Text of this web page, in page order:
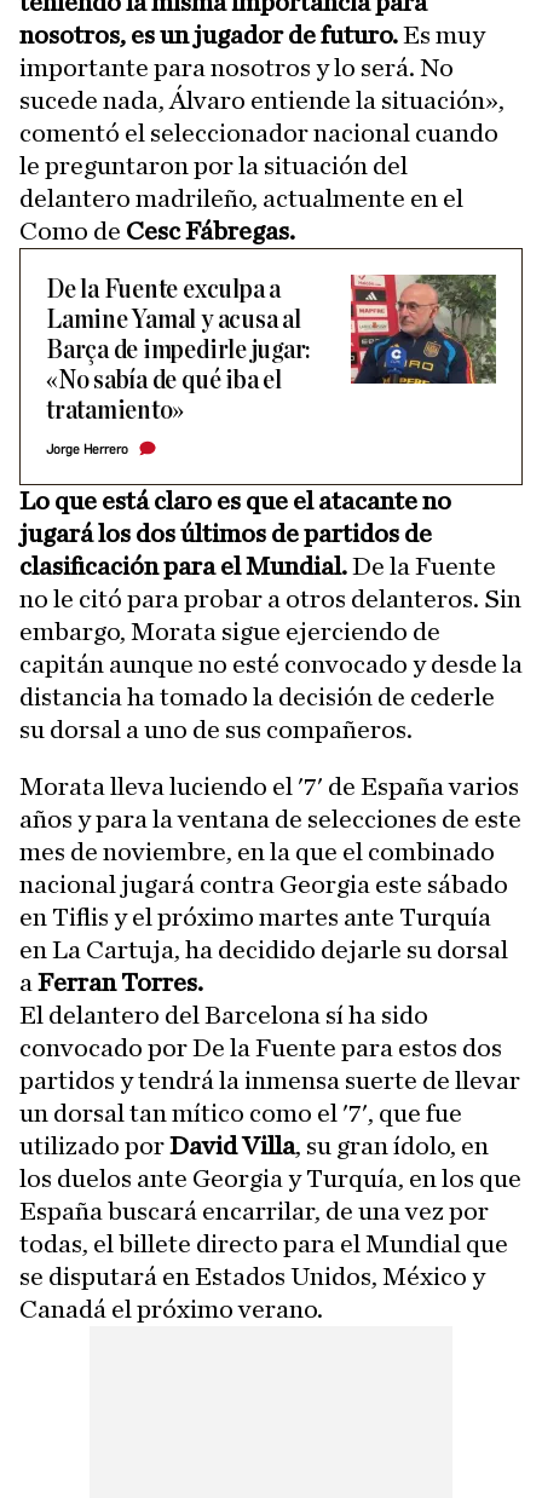
nosotros, es un jugador de futuro.Es muy
importante para nosotros y lo será. No
sucede nada, Álvaro entiende la situación»,
comentó el seleccionador nacional cuando
le preguntaron por la situación del
delantero madrileño, actualmente en el
Como de Cesc Fábregas.
De la Fuente exculpa a
Lamine Yamal y acusa al
Barça de impedirle jugar:
«No sabía de qué iba el
tratamiento»
Jorge Herrero
Lo que está claro es que el atacante no
jugará los dos últimos de partidos de
clasificación para el Mundial.De la Fuente
no le citó para probar a otros delanteros. Sin
embargo, Morata sigue ejerciendo de
capitán aunque no esté convocado y desde la
distancia ha tomado la decisión de cederle
su dorsal a uno de sus compañeros.
Morata lleva luciendo el '7' de España varios
años y para la ventana de selecciones de este
mes de noviembre, en la que el combinado
nacional jugará contra Georgia este sábado
en Tiflis y el próximo martes ante Turquía
en La Cartuja, ha decidido dejarle su dorsal
a Ferran Torres.
El delantero del Barcelona sí ha sido
convocado por De la Fuente para estos dos
partidos y tendrá la inmensa suerte de llevar
un dorsal tan mítico como el '7', que fue
utilizado porDavid Villa, su gran ídolo, en
los duelos ante Georgia y Turquía, en los que
España buscará encarrilar, de una vez por
todas, el billete directo para el Mundial que
se disputará en Estados Unidos, México y
Canadá el próximo verano.